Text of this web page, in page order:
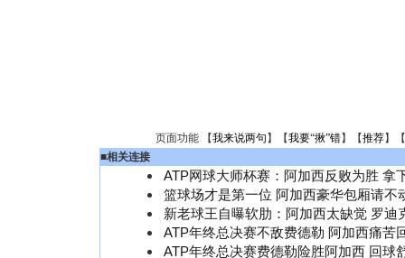
页面功能 【我来说两句 】【我要“揪”错】【推荐】
■相关连接
ATP网球大师杯赛：阿加西反败为胜 拿
篮球场才是第一位 阿加西豪华包厢请不
新老球王自曝软肋：阿加西太缺觉 罗迪
ATP年终总决赛不敌费德勒 阿加西痛苦
ATP年终总决赛费德勒险胜阿加西 回球